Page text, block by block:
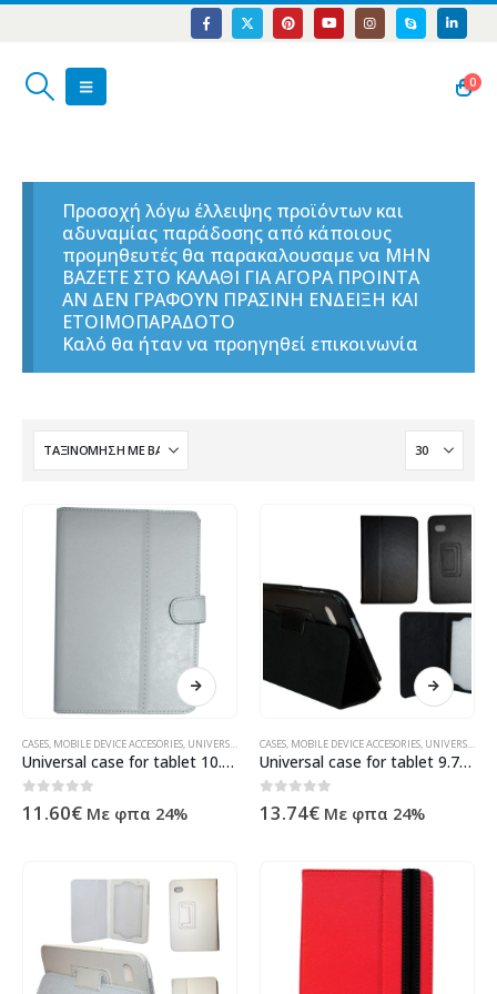
0
Προσοχή λόγω έλλειψης προϊόντων και
αδυναμίας παράδοσης από κάποιους
προμηθευτές θα παρακαλουσαμε να ΜΗΝ
ΒΑΖΕΤΕ ΣΤΟ ΚΑΛΑΘΙ ΓΙΑ ΑΓΟΡΑ ΠΡΟΙΝΤΑ
ΑΝ ΔΕΝ ΓΡΑΦΟΥΝ ΠΡΑΣΙΝΗ ΕΝΔΕΙΞΗ ΚΑΙ
ΕΤΟΙΜΟΠΑΡΑΔΟΤΟ
Καλό θα ήταν να προηγηθεί επικοινωνία
CASES MOBILE DEVICE ACCESORIES UNIVERSAL ΠΡΟΪΌΝΤΑ ΠΛΗΡΟΦΟΡΙΚΉΣ - ΚΙΝΗΤΉΣ
Universal case for tablet 10.1'' No brand, white – 14474
0 out of 5
11.60€ Με φπα 24%
CASES MOBILE DEVICE ACCESORIES UNIVERSAL
Universal case for tablet 9.7″, No brand Black – 1410
0 out of 5
13.74€ Με φπα 24%